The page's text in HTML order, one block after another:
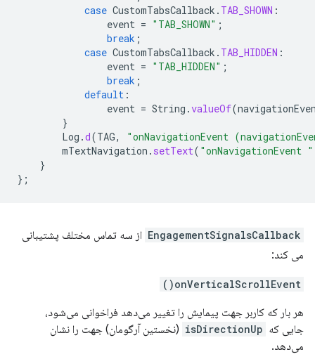
case CustomTabsCallback . TAB_SHOWN :
event = "TAB_SHOWN" ;
break ;
case CustomTabsCallback . TAB_HIDDEN :
event = "TAB_HIDDEN" ;
break ;
default :
event = String .valueOf(
}
Log .d(TAG,
"onNavigationEvent
mTextNavigation . setText( "onNavigationEvent "
}
};
EngagementSignalsCallback از سه تماس مختلف پشتیبانی
می کند:
onVerticalScrollEvent()
هر بار که کاربر جهت پیمایش را تغییر می‌دهد فراخوانی می‌شود،
جایی که isDirectionUp (نخستین آرگومان) جهت را نشان
می‌دهد.